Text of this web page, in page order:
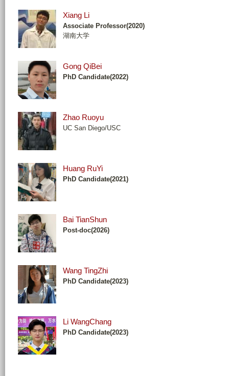
Xiang Li
Associate Professor(2020)
湖南大学
Gong QiBei
PhD Candidate(2022)
Zhao Ruoyu
UC San Diego/USC
Huang RuYi
PhD Candidate(2021)
Bai TianShun
Post-doc(2026)
Wang TingZhi
PhD Candidate(2023)
Li WangChang
PhD Candidate(2023)